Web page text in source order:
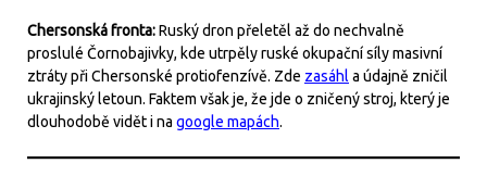
Chersonská fronta:Ruský dron přeletěl až do nechvalně
proslulé Čornobajivky, kde utrpěly ruské okupační síly masivní
ztráty při Chersonské protiofenzívě. Zde zasáhl a údajně zničil
ukrajinský letoun. Faktem však je, že jde o zničený stroj, který je
dlouhodobě vidět i na google mapách.